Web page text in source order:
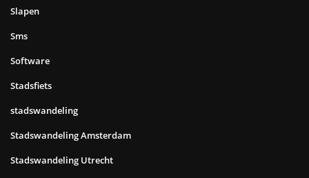
Slapen
Sms
Software
Stadsfiets
stadswandeling
Stadswandeling Amsterdam
Stadswandeling Utrecht